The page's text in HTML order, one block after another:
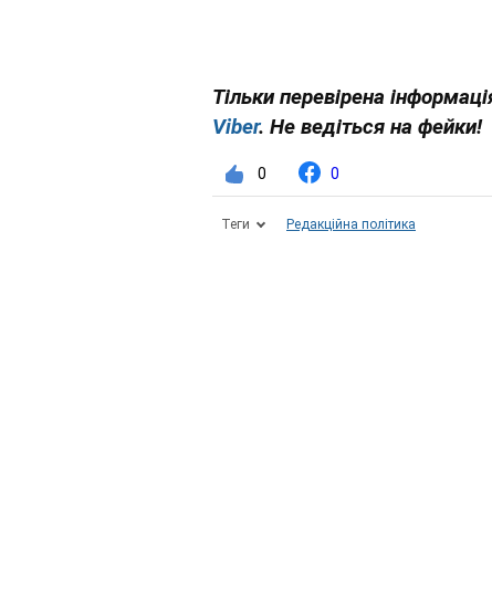
Тільки перевірена
Viber. Не ведіться на фейки!
0 0
Теги Редакційна політика